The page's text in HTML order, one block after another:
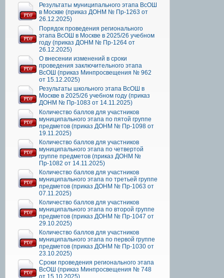
Результаты муниципального этапа ВсОШ
в Москве (приказ ДОНМ № Пр-1263 от
26.12.2025)
Порядок проведения регионального
этапа ВсОШ в Москве в 2025/26 учебном
году (приказ ДОНМ № Пр-1264 от
26.12.2025)
О внесении изменений в сроки
проведения заключительного этапа
ВсОШ (приказ Минпросвещения № 962
от 15.12.2025)
Результаты школьного этапа ВсОШ в
Москве в 2025/26 учебном году (приказ
ДОНМ № Пр-1083 от 14.11.2025)
Количество баллов для участников
муниципального этапа по пятой группе
предметов (приказ ДОНМ № Пр-1098 от
19.11.2025)
Количество баллов для участников
муниципального этапа по четвертой
группе предметов (приказ ДОНМ №
Пр-1082 от 14.11.2025)
Количество баллов для участников
муниципального этапа по третьей группе
предметов (приказ ДОНМ № Пр-1063 от
07.11.2025)
Количество баллов для участников
муниципального этапа по второй группе
предметов (приказ ДОНМ № Пр-1047 от
29.10.2025)
Количество баллов для участников
муниципального этапа по первой группе
предметов (приказ ДОНМ № Пр-1030 от
23.10.2025)
Сроки проведения регионального этапа
ВсОШ (приказ Минпросвещения № 748
от 15.10.2025)